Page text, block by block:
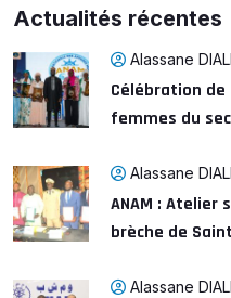
Actualités récentes
Alassane
Célébration
femmes du
Alassane
ANAM : Atelier
brèche de
Alassane